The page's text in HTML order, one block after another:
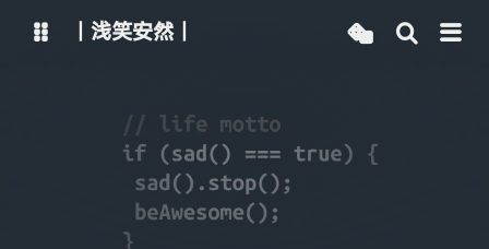
Vercel线路
Github线路
丨浅笑安然丨